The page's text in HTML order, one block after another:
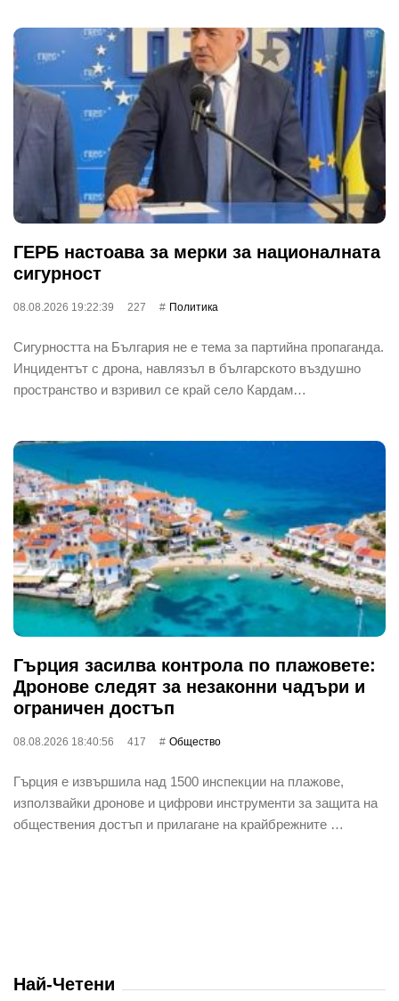
ГЕРБ настоава за мерки за националната
сигурност
08.08.2026 19:22:39 227 Политика
Сигурността на България не е тема за партийна пропаганда.
Инцидентът с дрона, навлязъл в българското въздушно
пространство и взривил се край село Кардам…
Гърция засилва контрола по плажовете:
Дронове следят за незаконни чадъри и
ограничен достъп
08.08.2026 18:40:56 417 Общество
Гърция е извършила над 1500 инспекции на плажове,
използвайки дронове и цифрови инструменти за защита на
обществения достъп и прилагане на крайбрежните …
Най-Четени